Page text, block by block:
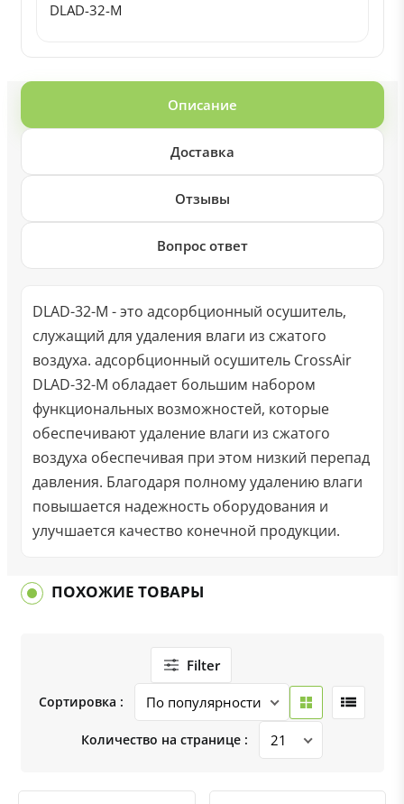
DLAD-32-M
Описание
Доставка
Отзывы
Вопрос ответ
DLAD-32-M - это адсорбционный осушитель,
служащий для удаления влаги из сжатого
воздуха. адсорбционный осушитель CrossAir
DLAD-32-M обладает большим набором
функциональных возможностей, которые
обеспечивают удаление влаги из сжатого
воздуха обеспечивая при этом низкий перепад
давления. Благодаря полному удалению влаги
повышается надежность оборудования и
улучшается качество конечной продукции.
ПОХОЖИЕ ТОВАРЫ
Filter
Сортировка :
Количество на странице :